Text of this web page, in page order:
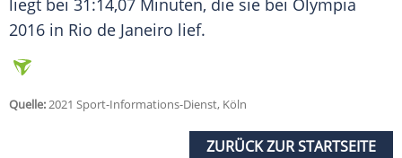
liegt bei 31:14,07 Minuten, die sie bei Olympia
2016 in Rio de Janeiro lief.
Quelle:2021 Sport-Informations-Dienst, Köln
ZURÜCK ZUR STARTSEITE